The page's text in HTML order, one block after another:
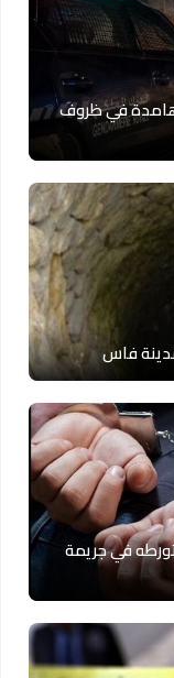
هامدة في ظروف
فاس
في جريمة